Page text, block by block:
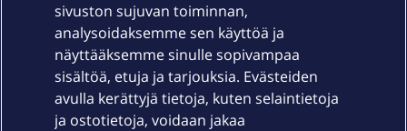
Laitteet & liittymät
Palvelut
sivuston sujuvan toiminnan,
analysoidaksemme sen käyttöä ja
näyttääksemme sinulle sopivampaa
sisältöä, etuja ja tarjouksia. Evästeiden
avulla kerättyjä tietoja, kuten selaintietoja
ja ostotietoja, voidaan jakaa